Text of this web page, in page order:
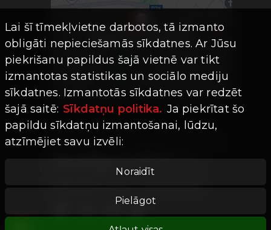
Lai šī tīmekļvietne darbotos, tā izmanto
obligāti nepieciešamās sīkdatnes. Ar Jūsu
piekrišanu papildus šajā vietnē var tikt
izmantotas statistikas un sociālo mediju
sīkdatnes. Izmantotās sīkdatnes var redzēt
šajā saitē: Sīkdatņu politika. Ja piekrītat šo
papildu sīkdatņu izmantošanai, lūdzu,
atzīmējiet savu izvēli:
Noraidīt
Pielāgot